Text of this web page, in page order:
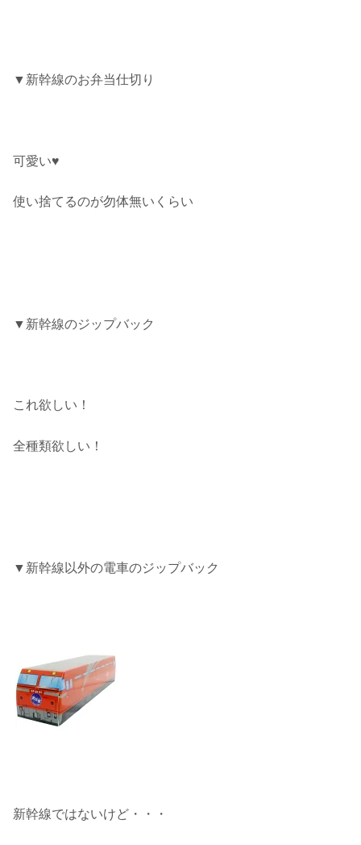
▼新幹線のお弁当仕切り
可愛い♥
使い捨てるのが勿体無いくらい
▼新幹線のジップバック
これ欲しい！
全種類欲しい！
▼新幹線以外の電車のジップバック
新幹線ではないけど・・・